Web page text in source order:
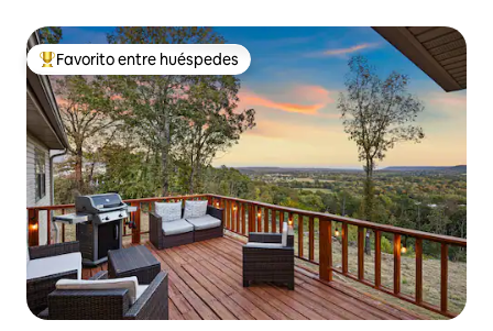
Favorito entre los huéspedes más destacados
Favorito entre huéspedes